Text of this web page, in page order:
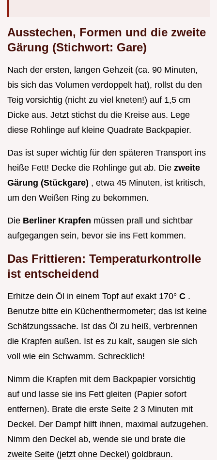
Ausstechen, Formen und die zweite
Gärung (Stichwort: Gare)
Nach der ersten, langen Gehzeit (ca. 90 Minuten,
bis sich das Volumen verdoppelt hat), rollst du den
Teig vorsichtig (nicht zu viel kneten!) auf 1,5 cm
Dicke aus. Jetzt stichst du die Kreise aus. Lege
diese Rohlinge auf kleine Quadrate Backpapier.
Das ist super wichtig für den späteren Transport ins
heiße Fett! Decke die Rohlinge gut ab. Die zweite
Gärung (Stückgare) , etwa 45 Minuten, ist kritisch,
um den Weißen Ring zu bekommen.
Die Berliner Krapfen müssen prall und sichtbar
aufgegangen sein, bevor sie ins Fett kommen.
Das Frittieren: Temperaturkontrolle
ist entscheidend
Erhitze dein Öl in einem Topf auf exakt 170° C .
Benutze bitte ein Küchenthermometer; das ist keine
Schätzungssache. Ist das Öl zu heiß, verbrennen
die Krapfen außen. Ist es zu kalt, saugen sie sich
voll wie ein Schwamm. Schrecklich!
Nimm die Krapfen mit dem Backpapier vorsichtig
auf und lasse sie ins Fett gleiten (Papier sofort
entfernen). Brate die erste Seite 2 3 Minuten mit
Deckel. Der Dampf hilft ihnen, maximal aufzugehen.
Nimm den Deckel ab, wende sie und brate die
zweite Seite (jetzt ohne Deckel) goldbraun.